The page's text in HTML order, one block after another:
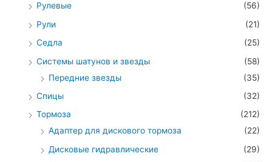
Рулевые
(56)
Рули
(21)
Седла
(25)
Системы шатунов и звезды
(58)
Передние звезды
(35)
Спицы
(32)
Тормоза
(212)
Адаптер для дискового тормоза
(22)
Дисковые гидравлические
(29)